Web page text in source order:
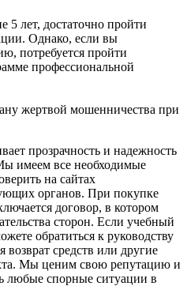
5 лет, достаточно пройти
Однако, если вы
потребуется пройти
профессиональной
жертвой мошенничества при
прозрачность и надежность
имеем все необходимые
на сайтах
органов. При покупке
договор, в котором
сторон. Если учебный
обратиться к руководству
средств или другие
Мы ценим свою репутацию и
любые спорные ситуации в